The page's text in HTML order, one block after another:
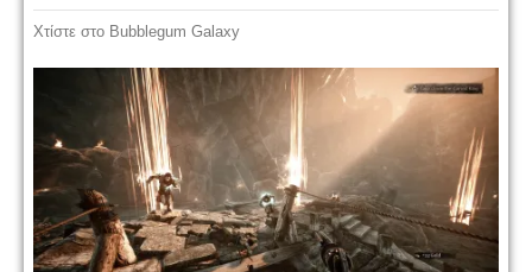
Χτίστε στο Bubblegum Galaxy